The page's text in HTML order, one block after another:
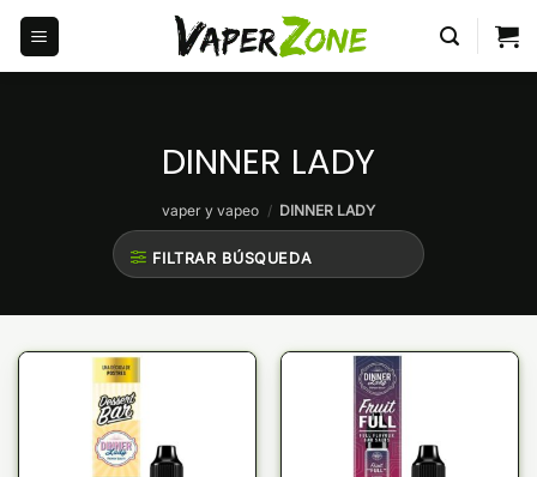
Saltar
contenido
DINNER LADY
vaper y vapeo / DINNER LADY
FILTRAR BÚSQUEDA